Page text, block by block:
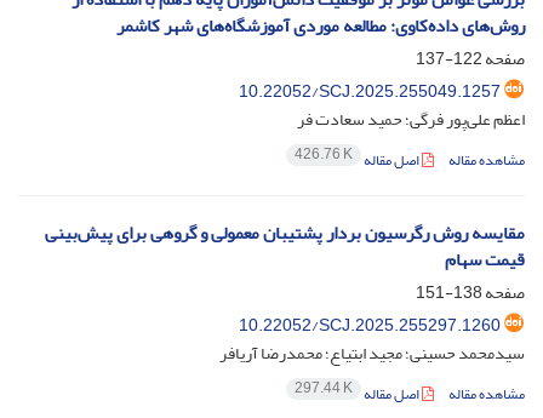
روش‌های داده‌کاوی: مطالعه موردی آموزشگاه‌های شهر کاشمر
صفحه122-137
10.22052/SCJ.2025.255049.1257
اعظم علی‌پور فرگی؛ حمید سعادت فر
مشاهده مقاله اصل مقاله 426.76 K
مقایسه روش رگرسیون بردار پشتیبان معمولی و گروهی برای پیش‌بینی
قیمت سهام
صفحه138-151
10.22052/SCJ.2025.255297.1260
سیدمحمد حسینی؛ مجید ابتیاع؛ محمدرضا آریافر
مشاهده مقاله اصل مقاله 297.44 K